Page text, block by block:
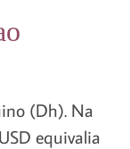
(Dh). Na
equivalia